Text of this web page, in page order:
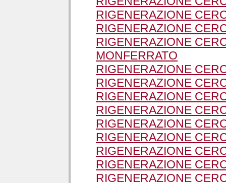
RIGENERAZIONE
RIGENERAZIONE
RIGENERAZIONE
MONFERRATO
RIGENERAZIONE
RIGENERAZIONE
RIGENERAZIONE
RIGENERAZIONE
RIGENERAZIONE
RIGENERAZIONE
RIGENERAZIONE
RIGENERAZIONE
RIGENERAZIONE